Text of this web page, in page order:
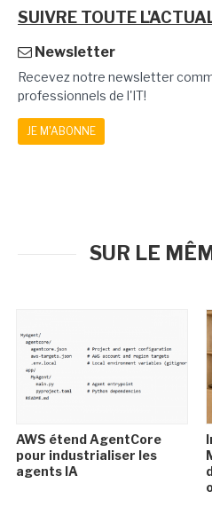
SUIVRE TOUTE
Newsletter
Recevez notre newsletter
professionnels de l'IT!
JE M'ABONNE
SUR LE
AWS étend AgentCore
pour industrialiser les
agents IA